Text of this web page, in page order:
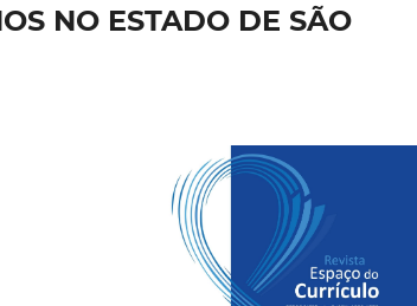
NO ESTADO DE SÃO